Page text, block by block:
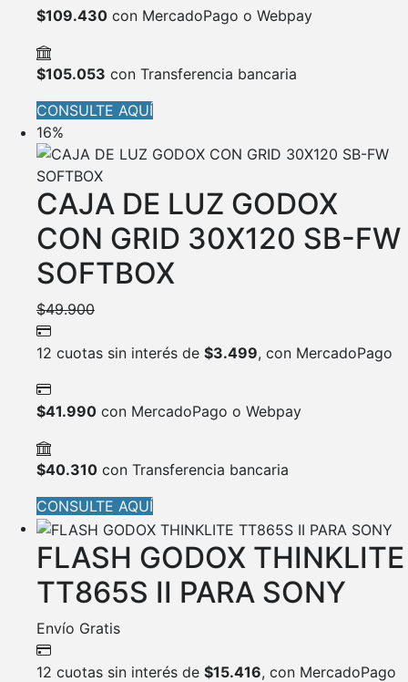
$109.430 con MercadoPago o Webpay
$105.053 con Transferencia bancaria
CONSULTE AQUÍ
16%
CAJA DE LUZ GODOX
CON GRID 30X120 SB-FW
SOFTBOX
$49.900
12 cuotas sin interés de $3.499, con MercadoPago
$41.990 con MercadoPago o Webpay
$40.310 con Transferencia bancaria
CONSULTE AQUÍ
FLASH GODOX THINKLITE
TT865S II PARA SONY
Envío Gratis
12 cuotas sin interés de $15.416, con MercadoPago